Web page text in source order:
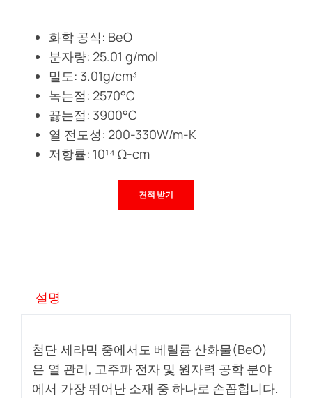
화학 공식: BeO
분자량: 25.01 g/mol
밀도: 3.01g/cm³
녹는점: 2570°C
끓는점: 3900°C
열 전도성: 200-330W/m-K
저항률: 10¹⁴ Ω-cm
견적 받기
설명
첨단 세라믹 중에서도 베릴륨 산화물(BeO)
은 열 관리, 고주파 전자 및 원자력 공학 분야
에서 가장 뛰어난 소재 중 하나로 손꼽힙니다.